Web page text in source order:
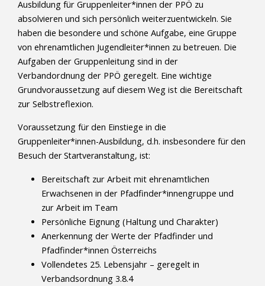
Ausbildung für Gruppenleiter*innen der PPÖ zu
absolvieren und sich persönlich weiterzuentwickeln. Sie
haben die besondere und schöne Aufgabe, eine Gruppe
von ehrenamtlichen Jugendleiter*innen zu betreuen. Die
Aufgaben der Gruppenleitung sind in der
Verbandordnung der PPÖ geregelt. Eine wichtige
Grundvoraussetzung auf diesem Weg ist die Bereitschaft
zur Selbstreflexion.
Voraussetzung für den Einstiege in die
Gruppenleiter*innen-Ausbildung, d.h. insbesondere für den
Besuch der Startveranstaltung, ist:
Bereitschaft zur Arbeit mit ehrenamtlichen
Erwachsenen in der Pfadfinder*innengruppe und
zur Arbeit im Team
Persönliche Eignung (Haltung und Charakter)
Anerkennung der Werte der Pfadfinder und
Pfadfinder*innen Österreichs
Vollendetes 25. Lebensjahr – geregelt in
Verbandsordnung 3.8.4